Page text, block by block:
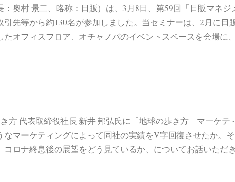
奥村 景二、略称：日販）は、3月8日、第59回「日販マネジ
先等から約130名が参加しました。当セミナーは、2月に日
オフィスフロア、オチャノバのイベントスペースを会場に
方 代表取締役社長 新井 邦弘氏に「地球の歩き方 マーケテ
マーケティングによって同社の実績をV字回復させたか。そ
ロナ終息後の展望をどう見ているか、についてお話いただ